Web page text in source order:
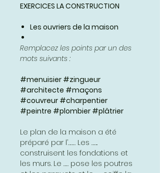
EXERCICES LA CONSTRUCTION
Les ouvriers de la maison
Remplacez les points par un des
mots suivants :
#menuisier #zingueur
#architecte #maçons
#couvreur #charpentier
#peintre #plombier #plâtrier
Le plan de la maison a été
préparé par l’……… Les ……..
construisent les fondations et
les murs. Le …… pose les poutres